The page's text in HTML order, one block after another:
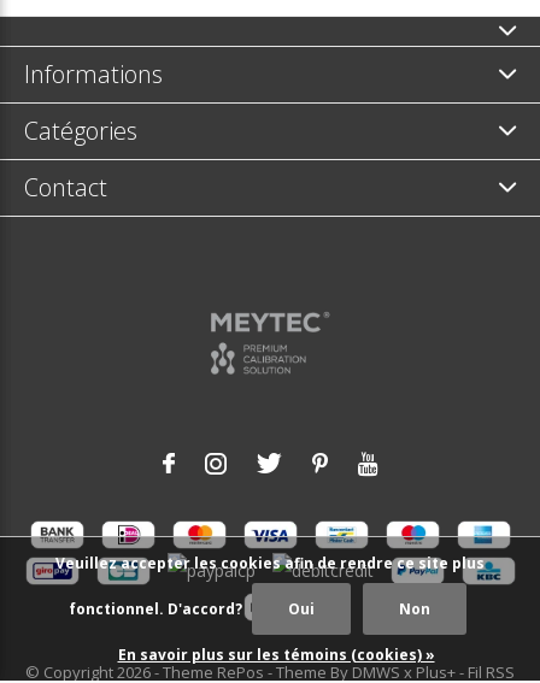
Informations
Catégories
Contact
© Copyright2026- Theme RePos - Theme By DMWS x Plus+- Fil RSS
Veuillez accepter les cookies afin de rendre ce site plus
fonctionnel. D'accord? Oui Non
En savoir plus sur les témoins (cookies) »